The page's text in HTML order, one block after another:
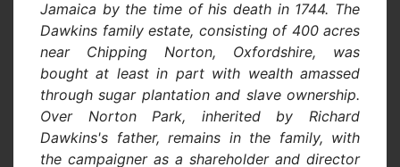
Jamaica by the time of his death in 1744. The
Dawkins family estate, consisting of 400 acres
near Chipping Norton, Oxfordshire, was
bought at least in part with wealth amassed
through sugar plantation and slave ownership.
Over Norton Park, inherited by Richard
Dawkins's father, remains in the family, with
the campaigner as a shareholder and director